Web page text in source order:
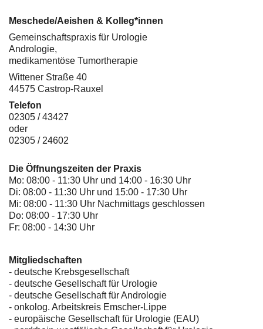
Meschede/Aeishen & Kolleg*innen
Gemeinschaftspraxis für Urologie
Andrologie,
medikamentöse Tumortherapie
Wittener Straße 40
44575 Castrop-Rauxel
Telefon
02305 / 43427
oder
02305 / 24602
Die Öffnungszeiten der Praxis
Mo: 08:00 - 11:30 Uhr und 14:00 - 16:30 Uhr
Di: 08:00 - 11:30 Uhr und 15:00 - 17:30 Uhr
Mi: 08:00 - 11:30 Uhr Nachmittags geschlossen
Do: 08:00 - 17:30 Uhr
Fr: 08:00 - 14:30 Uhr
Mitgliedschaften
- deutsche Krebsgesellschaft
- deutsche Gesellschaft für Urologie
- deutsche Gesellschaft für Andrologie
- onkolog. Arbeitskreis Emscher-Lippe
- europäische Gesellschaft für Urologie (EAU)